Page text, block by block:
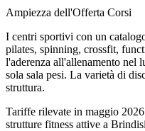
Ampiezza dell'Offerta Corsi
I centri sportivi con un
pilates, spinning, crossfit,
l'aderenza all'allenamento nel
sola sala pesi. La varietà di
struttura.
Tariffe rilevate in maggio
strutture fitness attive a